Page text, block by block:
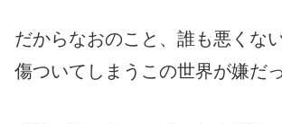
だからなおのこと、誰も悪くな
傷ついてしまうこの世界が嫌だっ